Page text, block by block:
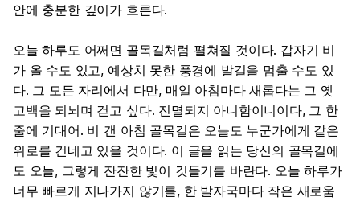
안에 충분한 깊이가 흐른다.
오늘 하루도 어쩌면 골목길처럼 펼쳐질 것이다. 갑자기 비
가 올 수도 있고, 예상치 못한 풍경에 발길을 멈출 수도 있
다. 그 모든 자리에서 다만, 매일 아침마다 새롭다는 그 옛
고백을 되뇌며 걷고 싶다. 진멸되지 아니함이니이다, 그 한
줄에 기대어. 비 갠 아침 골목길은 오늘도 누군가에게 같은
위로를 건네고 있을 것이다. 이 글을 읽는 당신의 골목길에
도 오늘, 그렇게 잔잔한 빛이 깃들기를 바란다. 오늘 하루가
너무 빠르게 지나가지 않기를, 한 발자국마다 작은 새로움